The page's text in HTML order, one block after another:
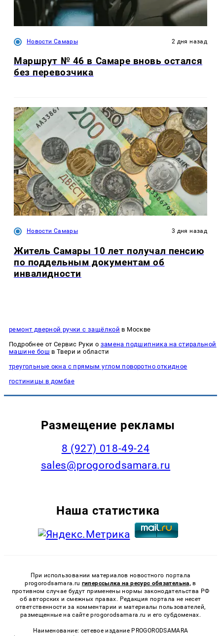
Новости Самары 2 дня назад
Маршрут № 46 в Самаре вновь остался
без перевозчика
Новости Самары 3 дня назад
Житель Самары 10 лет получал пенсию
по поддельным документам об
инвалидности
ремонт дверной ручки с защёлкой в Москве
Подробнее от Сервис Руки о замена подшипника на стиральной
машине бош в Твери и области
треугольные окна с прямым углом поворотно откидное
гостиницы в домбае
Размещение рекламы
8 (927) 018-49-24
sales@progorodsamara.ru
Наша статистика
При использовании материалов новостного портала
progorodsamara.ru гиперссылка на ресурс обязательна, в
противном случае будут применены нормы законодательства РФ
об авторских и смежных правах. Редакция портала не несет
ответственности за комментарии и материалы пользователей,
размещенные на сайте progorodsamara.ru и его субдоменах.
Наименование: сетевое издание PROGORODSAMARA